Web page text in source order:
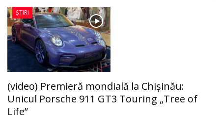
ȘTIRI
(video) Premieră mondială la Chișinău:
Unicul Porsche 911 GT3 Touring „Tree of
Life”